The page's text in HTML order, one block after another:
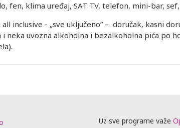
fen, klima uređaj, SAT TV, telefon, mini-bar,
inclusive - „sve uključeno” – doručak, kasni
i neka uvozna alkoholna i bezalkoholna pića po
Uz sve programe važe